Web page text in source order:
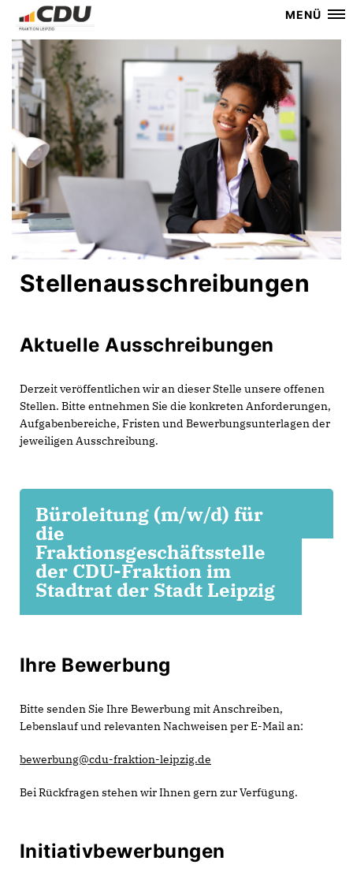
MENÜ
Stellenausschreibungen
Aktuelle Ausschreibungen
Derzeit veröffentlichen wir an dieser Stelle unsere offenen
Stellen. Bitte entnehmen Sie die konkreten Anforderungen,
Aufgabenbereiche, Fristen und Bewerbungsunterlagen der
jeweiligen Ausschreibung.
Büroleitung (m/w/d) für
die
Fraktionsgeschäftsstelle
der CDU-Fraktion im
Stadtrat der Stadt Leipzig
Ihre Bewerbung
Bitte senden Sie Ihre Bewerbung mit Anschreiben,
Lebenslauf und relevanten Nachweisen per E-Mail an:
bewerbung@cdu-fraktion-leipzig.de
Bei Rückfragen stehen wir Ihnen gern zur Verfügung.
Initiativbewerbungen